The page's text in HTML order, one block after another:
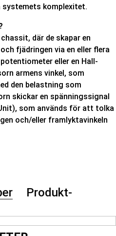
systemets komplexitet.
där de skapar en
fjädringen via en eller flera
eller en Hall-
armens vinkel, som
den belastning som
skickar en spänningssignal
som används för att tolka
och/eller framlyktavinkeln
Produkt-